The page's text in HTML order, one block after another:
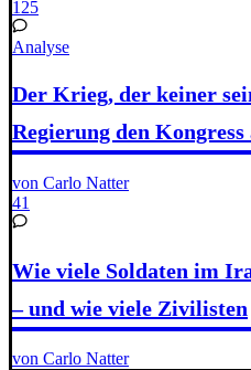
125
Analyse
Der Krieg, der keiner
Regierung den Kongress
von Carlo Natter
41
Wie viele Soldaten im
– und wie viele Zivilisten
von Carlo Natter